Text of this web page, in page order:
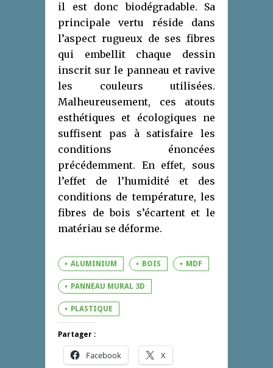
il est donc biodégradable. Sa
principale vertu réside dans
l’aspect rugueux de ses fibres
qui embellit chaque dessin
inscrit sur le panneau et ravive
les couleurs utilisées.
Malheureusement, ces atouts
esthétiques et écologiques ne
suffisent pas à satisfaire les
conditions énoncées
précédemment. En effet, sous
l’effet de l’humidité et des
conditions de température, les
fibres de bois s’écartent et le
matériau se déforme.
ALUMINIUM BOIS MDF
PANNEAU MURAL 3D
PLASTIQUE
Partager :
Facebook X